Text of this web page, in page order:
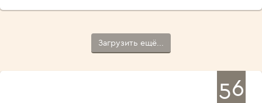
Загрузить ещё...
56